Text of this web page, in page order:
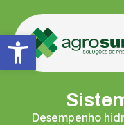
Desempenho
Abrir a barra de